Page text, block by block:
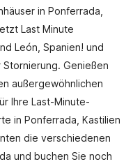
in Ponferrada,
Last Minute
León, Spanien! und
Genießen
außergewöhnlichen
Ihre Last-Minute-
in Ponferrada, Kastilien
die verschiedenen
und buchen Sie noch